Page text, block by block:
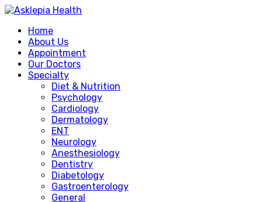
Home
About Us
Appointment
Our Doctors
Specialty
Diet & Nutrition
Psychology
Cardiology
Dermatology
ENT
Neurology
Anesthesiology
Dentistry
Diabetology
Gastroenterology
General